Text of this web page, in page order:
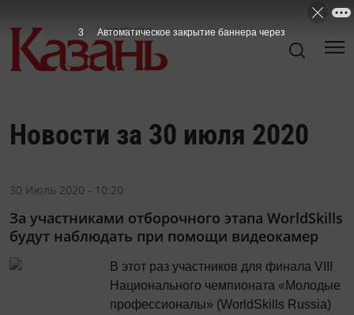
Новости за 30 июля 2020
30 Июль 2020 - 10:20
За участниками отборочного этапа WorldSkills
будут наблюдать при помощи видеокамер
В этот раз участников для финала VIII
Национального чемпионата «Молодые
профессионалы» (WorldSkills Russia)
3 Автоматическое закрытие баннера через